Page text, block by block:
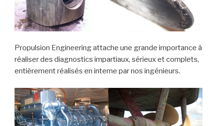
Propulsion Engineering attache une grande importance à
réaliser des diagnostics impartiaux, sérieux et complets,
entièrement réalisés en interne par nos ingénieurs.